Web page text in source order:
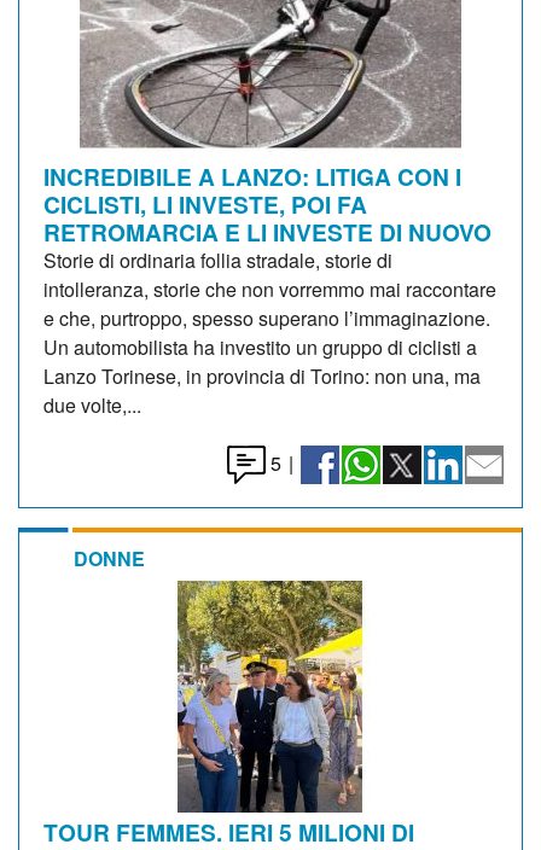
INCREDIBILE A LANZO: LITIGA CON I
CICLISTI, LI INVESTE, POI FA
RETROMARCIA E LI INVESTE DI NUOVO
Storie di ordinaria follia stradale, storie di
intolleranza, storie che non vorremmo mai raccontare
e che, purtroppo, spesso superano l’immaginazione.
Un automobilista ha investito un gruppo di ciclisti a
Lanzo Torinese, in provincia di Torino: non una, ma
due volte,...
5 |
DONNE
TOUR FEMMES. IERI 5 MILIONI DI